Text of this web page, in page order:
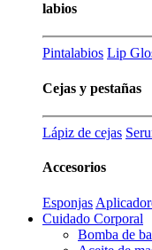
labios
Pintalabios Lip
Cejas y pestañas
Lápiz de cejas
Accesorios
Esponjas
Cuidado Corporal
Bomba de